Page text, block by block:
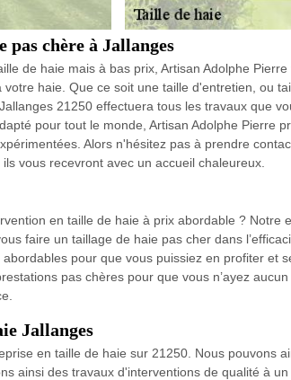
chère à Jallanges
de haie mais à bas prix, Artisan Adolphe
haie. Que ce soit une taille d'entretien, ou
21250 effectuera tous les travaux que
pour tout le monde, Artisan Adolphe Pierre
Alors n'hésitez pas à prendre
vous recevront avec un accueil chaleureux.
en taille de haie à prix abordable ? Notre
faire un taillage de haie pas cher dans
pour que vous puissiez en profiter et
pas chères pour que vous n’ayez
Jallanges
en taille de haie sur 21250. Nous pouvons
ainsi des travaux d'interventions de qualité à